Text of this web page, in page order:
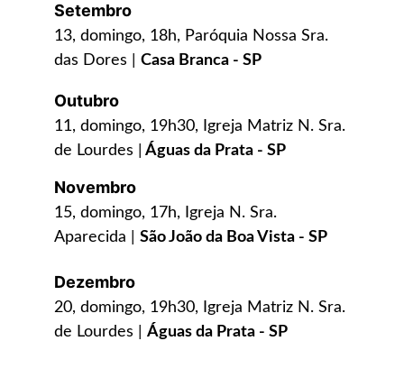
Setembro
13, domingo, 18h, Paróquia Nossa Sra.
das Dores | Casa Branca - SP
Outubro
11, domingo, 19h30, Igreja Matriz N. Sra.
de Lourdes |
Águas da Prata - SP
Novembro
15, domingo, 17h, Igreja N. Sra.
Aparecida | São João da Boa Vista - SP
Dezembro
20, domingo, 19h30, Igreja Matriz N. Sra.
de Lourdes | Águas da Prata - SP